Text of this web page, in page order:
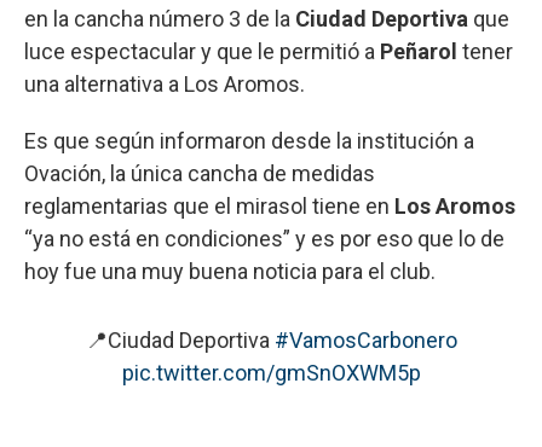
en la cancha número 3 de la Ciudad Deportiva que
luce espectacular y que le permitió a Peñarol tener
una alternativa a Los Aromos.
Es que según informaron desde la institución a
Ovación, la única cancha de medidas
reglamentarias que el mirasol tiene en Los Aromos
“ya no está en condiciones” y es por eso que lo de
hoy fue una muy buena noticia para el club.
📍Ciudad Deportiva #VamosCarbonero
pic.twitter.com/gmSnOXWM5p